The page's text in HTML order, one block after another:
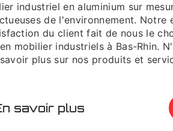
industriel en aluminium sur
de l'environnement. Notre
du client fait de nous le
mobilier industriels à Bas-Rhin.
plus sur nos produits et
savoir plus